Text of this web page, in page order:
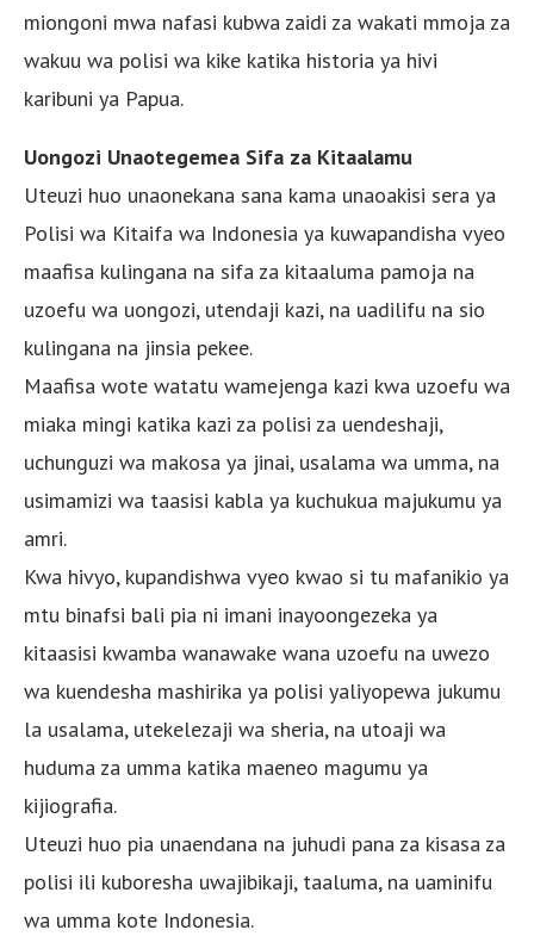
miongoni mwa nafasi kubwa zaidi za wakati mmoja za
wakuu wa polisi wa kike katika historia ya hivi
karibuni ya Papua.
Uongozi Unaotegemea Sifa za Kitaalamu
Uteuzi huo unaonekana sana kama unaoakisi sera ya
Polisi wa Kitaifa wa Indonesia ya kuwapandisha vyeo
maafisa kulingana na sifa za kitaaluma pamoja na
uzoefu wa uongozi, utendaji kazi, na uadilifu na sio
kulingana na jinsia pekee.
Maafisa wote watatu wamejenga kazi kwa uzoefu wa
miaka mingi katika kazi za polisi za uendeshaji,
uchunguzi wa makosa ya jinai, usalama wa umma, na
usimamizi wa taasisi kabla ya kuchukua majukumu ya
amri.
Kwa hivyo, kupandishwa vyeo kwao si tu mafanikio ya
mtu binafsi bali pia ni imani inayoongezeka ya
kitaasisi kwamba wanawake wana uzoefu na uwezo
wa kuendesha mashirika ya polisi yaliyopewa jukumu
la usalama, utekelezaji wa sheria, na utoaji wa
huduma za umma katika maeneo magumu ya
kijiografia.
Uteuzi huo pia unaendana na juhudi pana za kisasa za
polisi ili kuboresha uwajibikaji, taaluma, na uaminifu
wa umma kote Indonesia.